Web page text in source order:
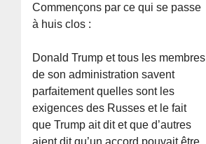
Commençons par ce qui se passe
à huis clos :
Donald Trump et tous les membres
de son administration savent
parfaitement quelles sont les
exigences des Russes et le fait
que Trump ait dit et que d’autres
aient dit qu’un accord pouvait être